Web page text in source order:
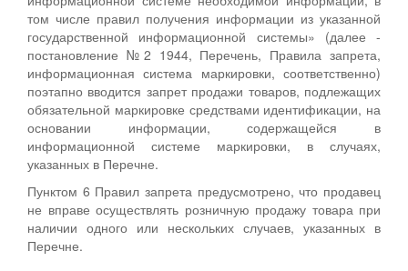
том числе правил получения информации из указанной
государственной информационной системы» (далее -
постановление №2 1944, Перечень, Правила запрета,
информационная система маркировки, соответственно)
поэтапно вводится запрет продажи товаров, подлежащих
обязательной маркировке средствами идентификации, на
основании информации, содержащейся в
информационной системе маркировки, в случаях,
указанных в Перечне.
Пунктом 6 Правил запрета предусмотрено, что продавец
не вправе осуществлять розничную продажу товара при
наличии одного или нескольких случаев, указанных в
Перечне.